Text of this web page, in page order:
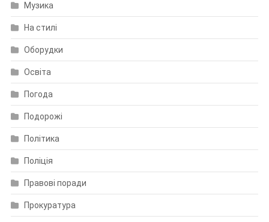
Музика
На стилі
Оборудки
Освіта
Погода
Подорожі
Політика
Поліція
Правові поради
Прокуратура